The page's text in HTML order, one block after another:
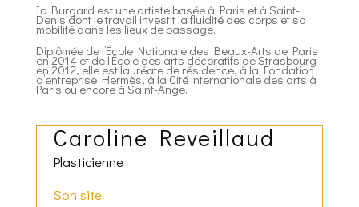
Io Burgard est une artiste basée à Paris et à Saint-
Denis dont le travail investit la fluidité des corps et sa
mobilité dans les lieux de passage.
Diplômée de l’École Nationale des Beaux-Arts de Paris
en 2014 et de l’École des arts décoratifs de Strasbourg
en 2012, elle est lauréate de résidence, à la Fondation
d’entreprise Hermès, à la Cité internationale des arts à
Paris ou encore à Saint-Ange.
Caroline Reveillaud
Plasticienne
Son site